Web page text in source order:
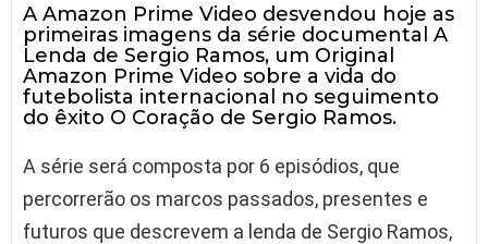
A Amazon Prime Video desvendou hoje as
primeiras imagens da série documental A
Lenda de Sergio Ramos, um Original
Amazon Prime Video sobre a vida do
futebolista internacional no seguimento
do êxito O Coração de Sergio Ramos.
A série será composta por 6 episódios, que
percorrerão os marcos passados, presentes e
futuros que descrevem a lenda de Sergio Ramos,